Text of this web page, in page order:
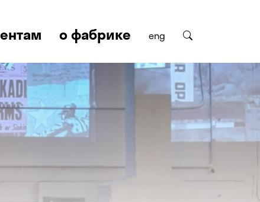
о фабрике eng